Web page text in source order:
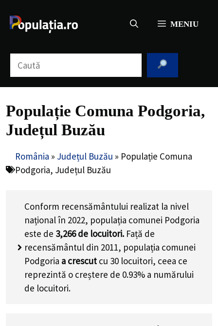
conținut
MENIU
Populație Comuna Podgoria,
Județul Buzău
România » Județul Buzău » Populație Comuna
Podgoria, Județul Buzău
Conform recensământului realizat la nivel
național în 2022, populația comunei Podgoria
este de 3,266de locuitori. Față de
recensământul din 2011, populația comunei
Podgoria a crescut cu 30 locuitori, ceea ce
reprezintă o creștere de 0.93% a numărului
de locuitori.